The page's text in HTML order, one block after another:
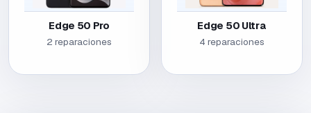
Edge 50 Pro
2 reparaciones
Edge 50 Ultra
4 reparaciones